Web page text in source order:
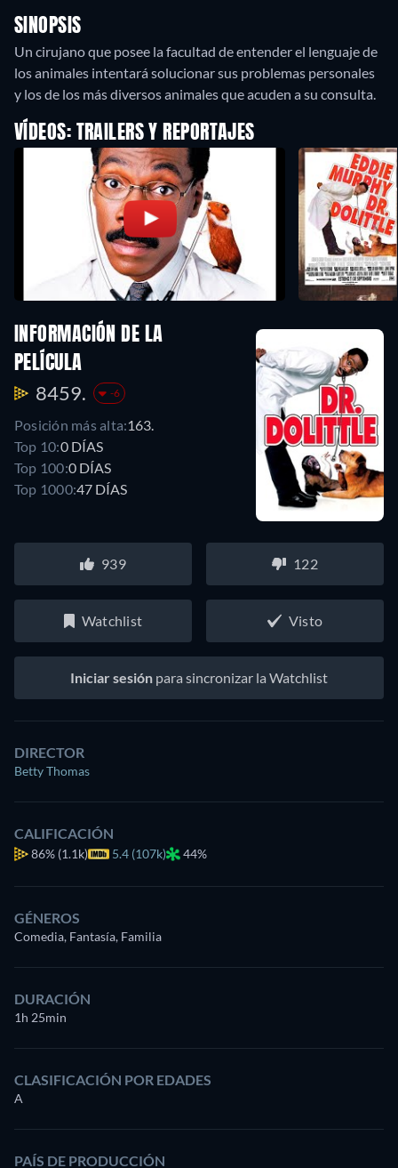
SINOPSIS
Un cirujano que posee la facultad de entender el lenguaje de
los animales intentará solucionar sus problemas personales
y los de los más diversos animales que acuden a su consulta.
VÍDEOS: TRAILERS Y REPORTAJES
INFORMACIÓN DE LA
PELÍCULA
8459. -6
Posición más alta:163.
Top 10:0 DÍAS
Top 100:0 DÍAS
Top 1000:47 DÍAS
939 122
Watchlist Visto
Iniciar sesión para sincronizar la Watchlist
DIRECTOR
Betty Thomas
CALIFICACIÓN
86% (1.1k) 5.4 (107k) 44%
GÉNEROS
Comedia, Fantasía, Familia
DURACIÓN
1h 25min
CLASIFICACIÓN POR EDADES
A
PAÍS DE PRODUCCIÓN